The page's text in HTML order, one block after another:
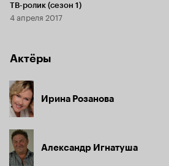
ТВ-ролик (сезон 1)
4 апреля 2017
Актёры
Ирина Розанова
Александр Игнатуша